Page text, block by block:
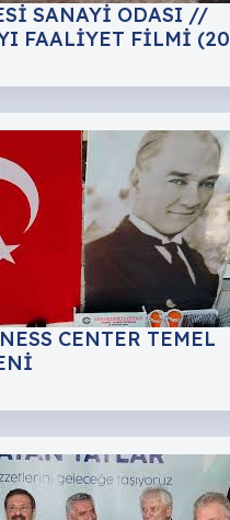
SANAYİ ODASI //
FAALİYET FİLMİ
CENTER TEMEL